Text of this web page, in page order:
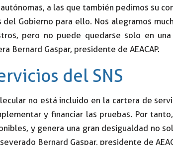
a las que también pedimos su
Gobierno para ello. Nos alegramos
pero no puede quedarse solo en
Bernard Gaspar, presidente de AEACAP.
del SNS
no está incluido en la cartera de
y financiar las pruebas. Por
y genera una gran desigualdad no
Bernard Gaspar, presidente de